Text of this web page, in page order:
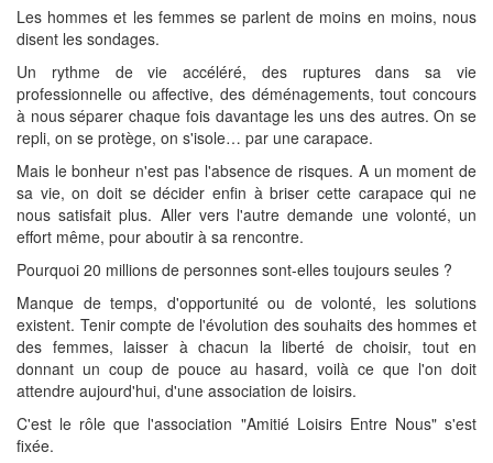
Les hommes et les femmes se parlent de moins en moins, nous
disent les sondages.
Un rythme de vie accéléré, des ruptures dans sa vie
professionnelle ou affective, des déménagements, tout concours
à nous séparer chaque fois davantage les uns des autres. On se
repli, on se protège, on s'isole… par une carapace.
Mais le bonheur n'est pas l'absence de risques. A un moment de
sa vie, on doit se décider enfin à briser cette carapace qui ne
nous satisfait plus. Aller vers l'autre demande une volonté, un
effort même, pour aboutir à sa rencontre.
Pourquoi 20 millions de personnes sont-elles toujours seules ?
Manque de temps, d'opportunité ou de volonté, les solutions
existent. Tenir compte de l'évolution des souhaits des hommes et
des femmes, laisser à chacun la liberté de choisir, tout en
donnant un coup de pouce au hasard, voilà ce que l'on doit
attendre aujourd'hui, d'une association de loisirs.
C'est le rôle que l'association "Amitié Loisirs Entre Nous" s'est
fixée.